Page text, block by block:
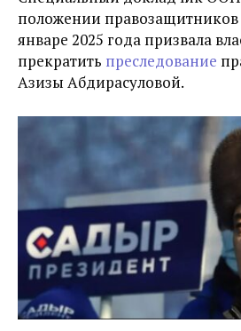
положении
январе 2025 года призвала
прекратить преследование
Азизы Абдирасуловой.